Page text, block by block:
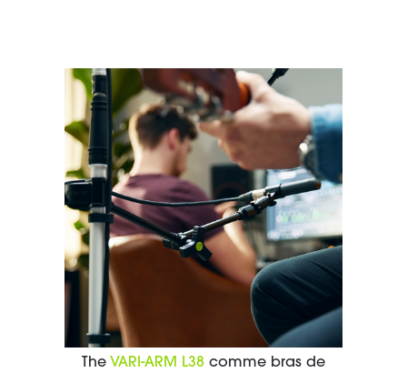
The VARI-ARM L38comme bras de